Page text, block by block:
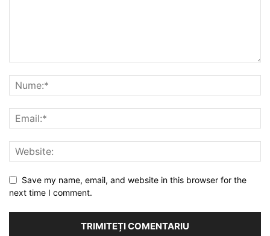
Save my name, email, and website in this browser for the
next time I comment.